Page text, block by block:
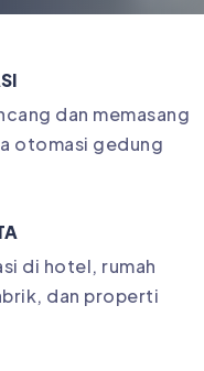
dan memasang
otomasi gedung
di hotel, rumah
dan properti